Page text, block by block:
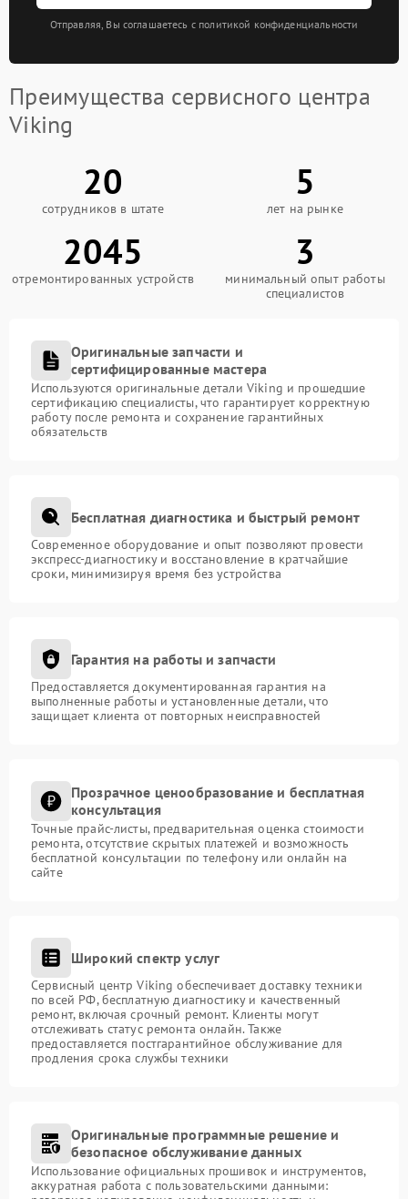
Отправляя, Вы соглашаетесь с политикой конфиденциальности
Преимущества сервисного центра
Viking
20
сотрудников в штате
5
лет на рынке
2045
отремонтированных устройств
3
минимальный опыт работы
специалистов
Оригинальные запчасти и
сертифицированные мастера
Используются оригинальные детали Viking и прошедшие
сертификацию специалисты, что гарантирует корректную
работу после ремонта и сохранение гарантийных
обязательств
Бесплатная диагностика и быстрый ремонт
Современное оборудование и опыт позволяют провести
экспресс-диагностику и восстановление в кратчайшие
сроки, минимизируя время без устройства
Гарантия на работы и запчасти
Предоставляется документированная гарантия на
выполненные работы и установленные детали, что
защищает клиента от повторных неисправностей
Прозрачное ценообразование и бесплатная
консультация
Точные прайс-листы, предварительная оценка стоимости
ремонта, отсутствие скрытых платежей и возможность
бесплатной консультации по телефону или онлайн на
сайте
Широкий спектр услуг
Сервисный центр Viking обеспечивает доставку техники
по всей РФ, бесплатную диагностику и качественный
ремонт, включая срочный ремонт. Клиенты могут
отслеживать статус ремонта онлайн. Также
предоставляется постгарантийное обслуживание для
продления срока службы техники
Оригинальные программные решение и
безопасное обслуживание данных
Использование официальных прошивок и инструментов,
аккуратная работа с пользовательскими данными: